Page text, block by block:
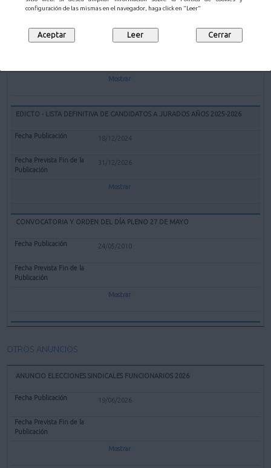
configuración de las mismas en el navegador, haga click en "Leer"
EXPEDIENTE REDENOMINACIÓN BOLERA CUBIERTA "EL PARQUE" DE
12/02/2025
Mostrar
EDICTO - LISTA DEFINITIVA DE CANDIDATOS A JURADOS AÑOS 2025-2026
18/12/2024
31/12/2026
Mostrar
CONVOCATORIA Y ORDEN DEL DÍA PLENO 27 DE MAYO
24/05/2010
Mostrar
OTROS ANUNCIOS
ANUNCIO ELECCIONES SINDICALES FUNCIONARIOS 2026
19/06/2026
Mostrar